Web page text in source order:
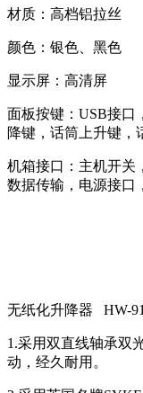
材质：高档铝拉丝
颜色：银色、黑色
显示屏：高清屏
面板按键：USB接口
降键，话筒上升键，
机箱接口：主机开关
数据传输，电源接口
无纸化升降器 HW-
1.采用双直线轴承双
动，经久耐用。